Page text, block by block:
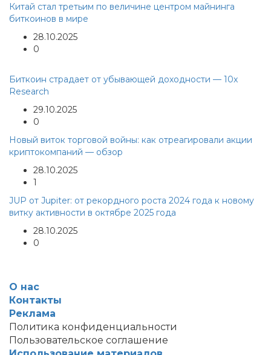
Китай стал третьим по величине центром майнинга
биткоинов в мире
28.10.2025
0
Биткоин страдает от убывающей доходности — 10x
Research
29.10.2025
0
Новый виток торговой войны: как отреагировали акции
криптокомпаний — обзор
28.10.2025
1
JUP от Jupiter: от рекордного роста 2024 года к новому
витку активности в октябре 2025 года
28.10.2025
0
О нас
Контакты
Реклама
Политика конфиденциальности
Пользовательское соглашение